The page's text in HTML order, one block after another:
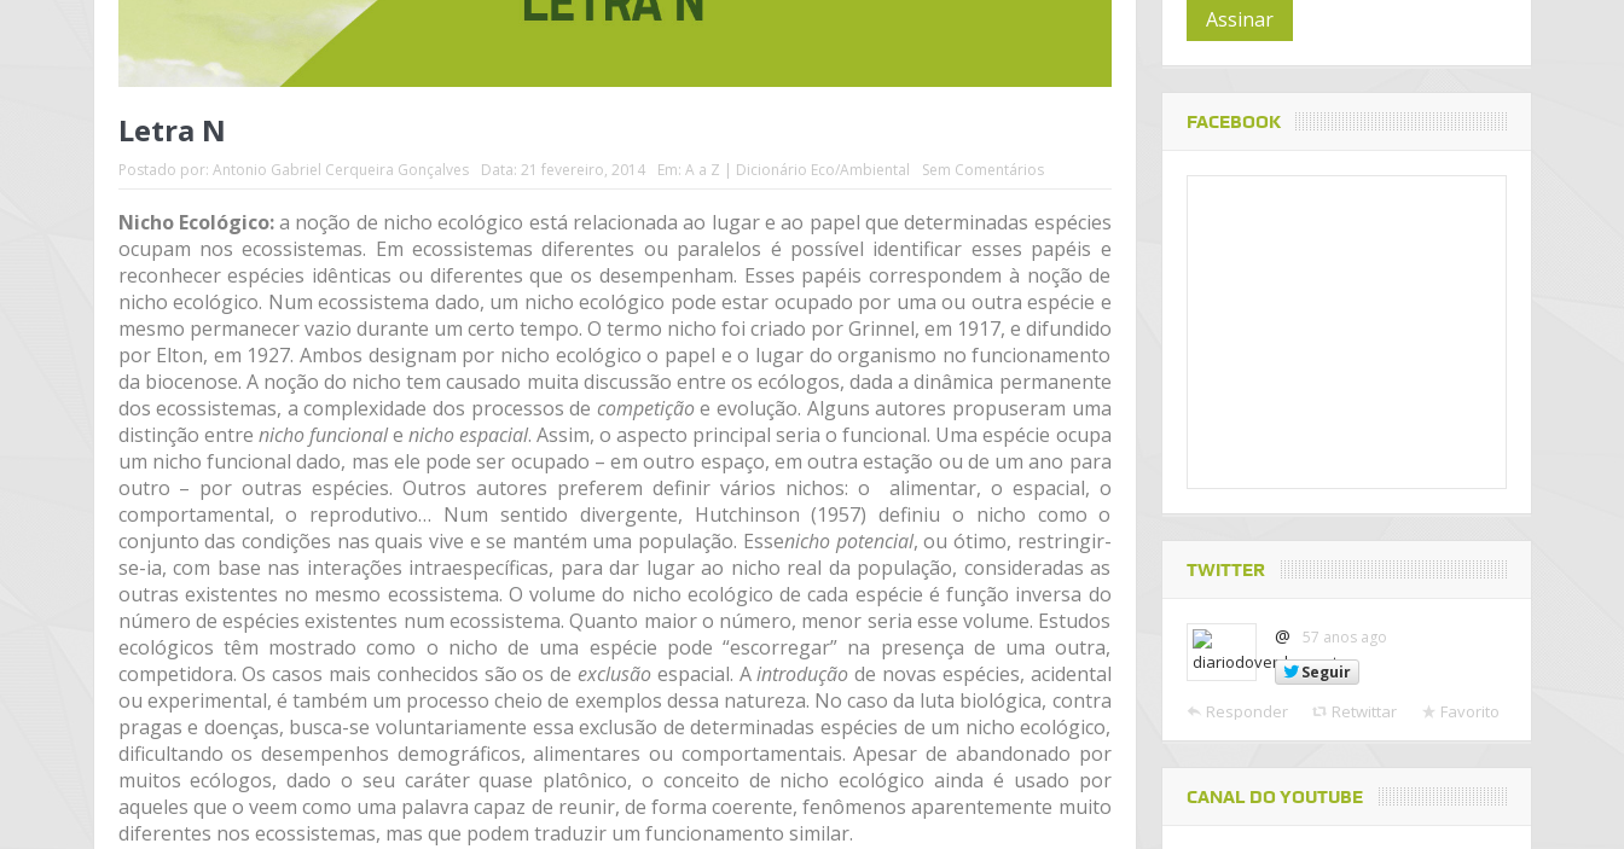
Letra N
Postado por: Antonio Gabriel Cerqueira Gonçalves Data: 21 fevereiro, 2014 Em: A a Z | Dicionário Eco/Ambiental Sem Comentários
Nicho Ecológico:a noção de nicho ecológico está relacionada ao lugar e ao papel que determinadas espécies
ocupam nos ecossistemas. Em ecossistemas diferentes ou paralelos é possível identificar esses papéis e
reconhecer espécies idênticas ou diferentes que os desempenham. Esses papéis correspondem à noção de
nicho ecológico. Num ecossistema dado, um nicho ecológico pode estar ocupado por uma ou outra espécie e
mesmo permanecer vazio durante um certo tempo. O termo nicho foi criado por Grinnel, em 1917, e difundido
por Elton, em 1927. Ambos designam por nicho ecológico o papel e o lugar do organismo no funcionamento
da biocenose. A noção do nicho tem causado muita discussão entre os ecólogos, dada a dinâmica permanente
dos ecossistemas, a complexidade dos processos de competiçãoe evolução. Alguns autores propuseram uma
distinção entre nicho funcionale nicho espacial. Assim, o aspecto principal seria o funcional. Uma espécie ocupa
um nicho funcional dado, mas ele pode ser ocupado – em outro espaço, em outra estação ou de um ano para
outro – por outras espécies. Outros autores preferem definir vários nichos: o alimentar, o espacial, o
comportamental, o reprodutivo… Num sentido divergente, Hutchinson (1957) definiu o nicho como o
conjunto das condições nas quais vive e se mantém uma população. Essenicho potencial, ou ótimo, restringir-
se-ia, com base nas interações intraespecíficas, para dar lugar ao nicho real da população, consideradas as
outras existentes no mesmo ecossistema. O volume do nicho ecológico de cada espécie é função inversa do
número de espécies existentes num ecossistema. Quanto maior o número, menor seria esse volume. Estudos
ecológicos têm mostrado como o nicho de uma espécie pode “escorregar” na presença de uma outra,
competidora. Os casos mais conhecidos são os de exclusão espacial. Aintroduçãode novas espécies, acidental
ou experimental, é também um processo cheio de exemplos dessa natureza. No caso da luta biológica, contra
pragas e doenças, busca-se voluntariamente essa exclusão de determinadas espécies de um nicho ecológico,
dificultando os desempenhos demográficos, alimentares ou comportamentais. Apesar de abandonado por
muitos ecólogos, dado o seu caráter quase platônico, o conceito de nicho ecológico ainda é usado por
aqueles que o veem como uma palavra capaz de reunir, de forma coerente, fenômenos aparentemente muito
diferentes nos ecossistemas, mas que podem traduzir um funcionamento similar.
Assinar
FACEBOOK
TWITTER
@
57 anos ago
Seguir
Responder Retwittar Favorito
CANAL DO YOUTUBE